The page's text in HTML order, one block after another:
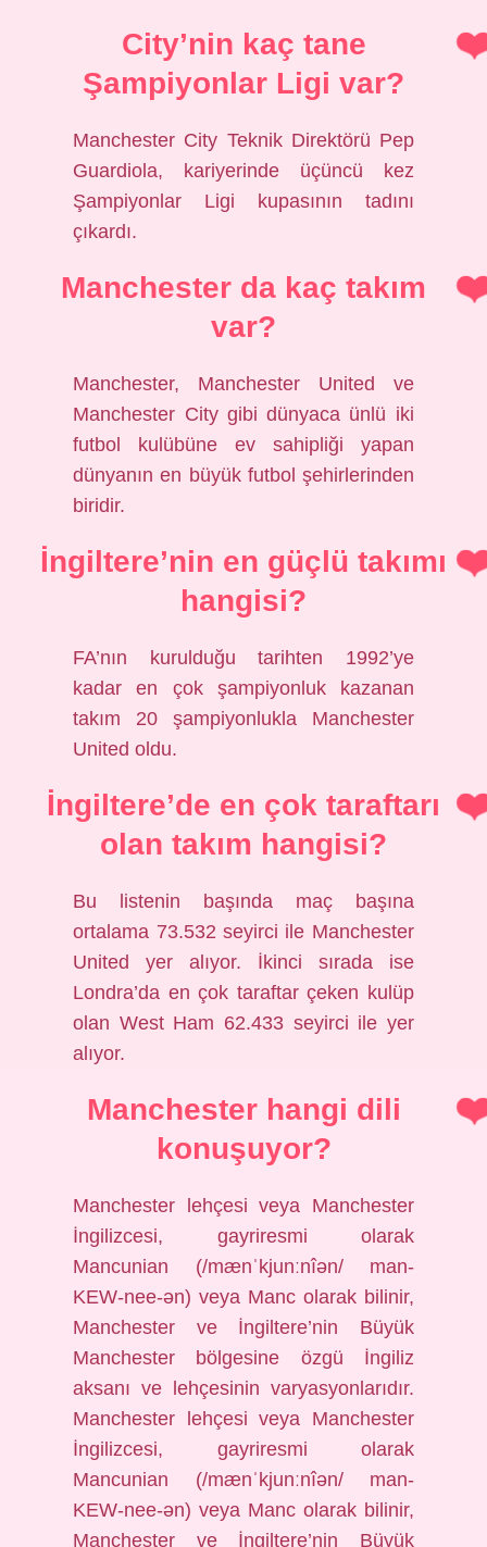
City’nin kaç tane
Şampiyonlar Ligi var?
Manchester City Teknik Direktörü Pep
Guardiola, kariyerinde üçüncü kez
Şampiyonlar Ligi kupasının tadını
çıkardı.
Manchester da kaç takım
var?
Manchester, Manchester United ve
Manchester City gibi dünyaca ünlü iki
futbol kulübüne ev sahipliği yapan
dünyanın en büyük futbol şehirlerinden
biridir.
İngiltere’nin en güçlü takımı
hangisi?
FA’nın kurulduğu tarihten 1992’ye
kadar en çok şampiyonluk kazanan
takım 20 şampiyonlukla Manchester
United oldu.
İngiltere’de en çok taraftarı
olan takım hangisi?
Bu listenin başında maç başına
ortalama 73.532 seyirci ile Manchester
United yer alıyor. İkinci sırada ise
Londra’da en çok taraftar çeken kulüp
olan West Ham 62.433 seyirci ile yer
alıyor.
Manchester hangi dili
konuşuyor?
Manchester lehçesi veya Manchester
İngilizcesi, gayriresmi olarak
Mancunian (/mænˈkjunːnîən/ man-
KEW-nee-ən) veya Manc olarak bilinir,
Manchester ve İngiltere’nin Büyük
Manchester bölgesine özgü İngiliz
aksanı ve lehçesinin varyasyonlarıdır.
Manchester lehçesi veya Manchester
İngilizcesi, gayriresmi olarak
Mancunian (/mænˈkjunːnîən/ man-
KEW-nee-ən) veya Manc olarak bilinir,
Manchester ve İngiltere’nin Büyük